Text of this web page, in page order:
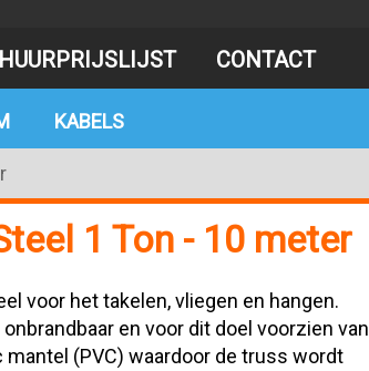
CONTACT
KABELS
1 Ton - 10 meter
voor het takelen, vliegen en hangen.
en voor dit doel voorzien van
mantel (PVC) waardoor de truss wordt